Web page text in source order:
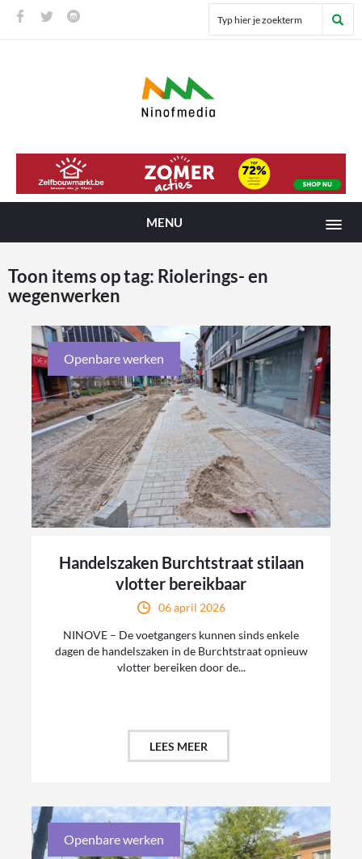
MENU
Toon items op tag: Riolerings- en
wegenwerken
Openbare werken
Handelszaken Burchtstraat stilaan
vlotter bereikbaar
06 april 2026
NINOVE – De voetgangers kunnen sinds enkele
dagen de handelszaken in de Burchtstraat opnieuw
vlotter bereiken door de...
LEES MEER
Openbare werken